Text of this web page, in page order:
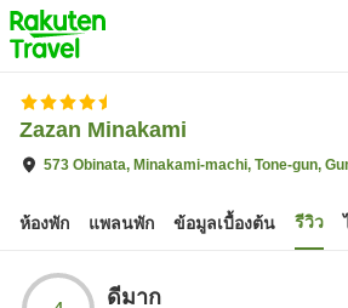
to
top
page
Zazan Minakami
573 Obinata, Minakami-machi, Tone-gun,
ห้องพัก แพลนพัก ข้อมูลเบื้องต้น รีวิว
ดีมาก